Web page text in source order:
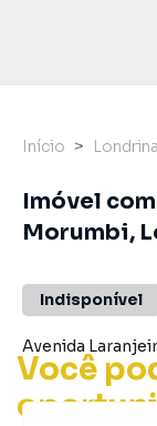
Você
Início Londrina
Imóvel
Morumbi,
Indisponível
Avenida